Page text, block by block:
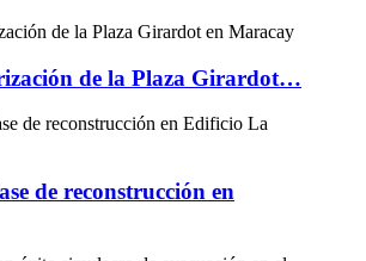
de la Plaza Girardot…
de reconstrucción en